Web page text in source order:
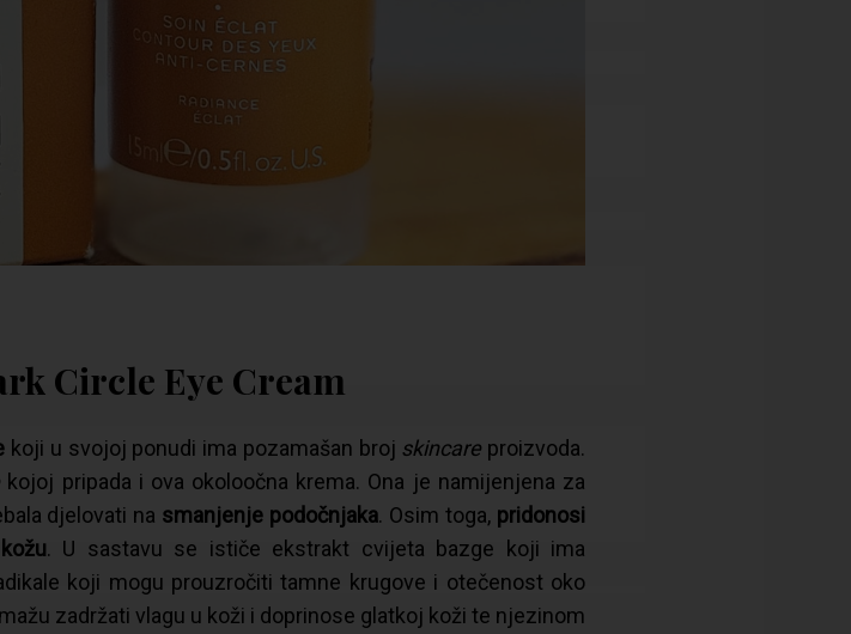
Circle Eye Cream
koji u svojoj ponudi ima pozamašan broj skincare proizvoda.
kojoj pripada i ova okoloočna krema. Ona je namijenjena za
djelovati na smanjenje podočnjaka. Osim toga, pridonosi
. U sastavu se ističe ekstrakt cvijeta bazge koji ima
koji mogu prouzročiti tamne krugove i otečenost oko
zadržati vlagu u koži i doprinose glatkoj koži te njezinom